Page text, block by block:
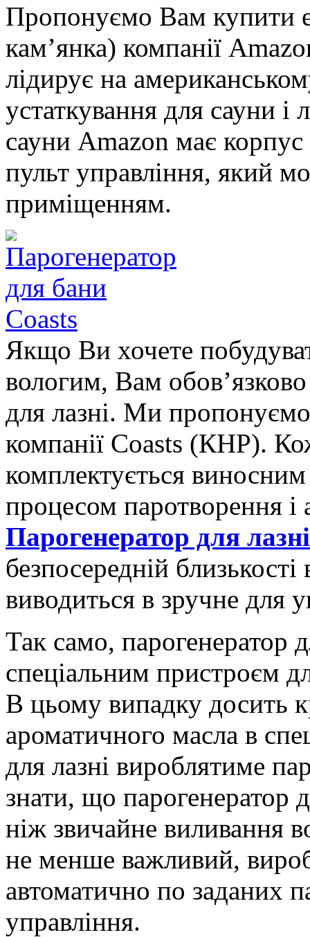
Пропонуємо Вам купити
кам’янка) компанії
лідирує на
устаткування для сауни і
сауни Amazon має корпус
пульт управління, який
приміщенням.
Якщо Ви хочете
вологим, Вам
для лазні. Ми
компанії Coasts (КНР).
комплектується
процесом паротворення
Парогенератор для лазні
безпосередній
виводиться в зручне для
Так само, парогенератор
спеціальним пристроєм
В цьому випадку досить
ароматичного масла в
для лазні вироблятиме
знати, що парогенератор
ніж звичайне виливання
не менше важливий,
автоматично по заданих
управління.